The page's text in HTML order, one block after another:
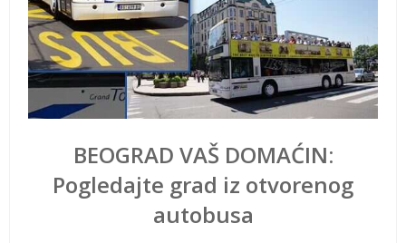
BEOGRAD VAŠ DOMAĆIN:
Pogledajte grad iz otvorenog
autobusa